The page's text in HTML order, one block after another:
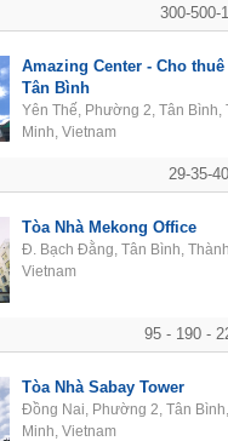
300-500-
29-35-
Amazing Center - Cho
Tân Bình
Yên Thế, Phường 2, Tân Bình,
Minh, Vietnam
95 - 190 -
Tòa Nhà Mekong Office
Đ. Bạch Đằng, Tân Bình,
Vietnam
Tòa Nhà Sabay Tower
Đồng Nai, Phường 2, Tân
Minh, Vietnam